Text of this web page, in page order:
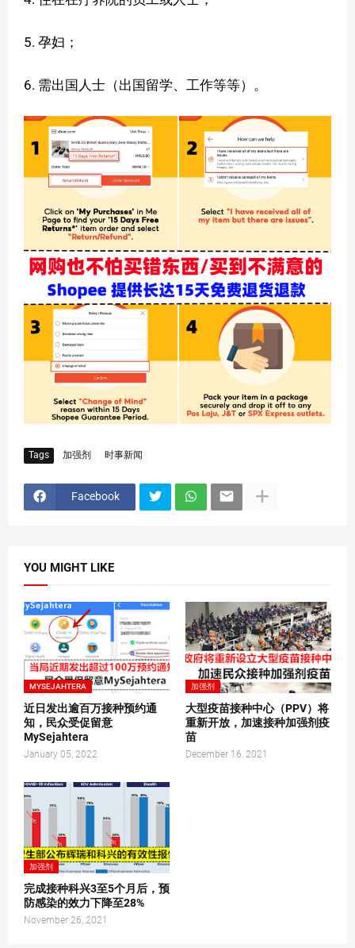
5. 孕妇；
6. 需出国人士（出国留学、工作等等）。
Tags 加强剂 时事新闻
Facebook
YOU MIGHT LIKE
MYSEJAHTERA
近日发出逾百万接种预约通
知，民众受促留意
MySejahtera
January 05, 2022
加强剂
大型疫苗接种中心（PPV）将
重新开放，加速接种加强剂疫
苗
December 16, 2021
加强剂
完成接种科兴3至5个月后，预
防感染的效力下降至28%
November 26, 2021